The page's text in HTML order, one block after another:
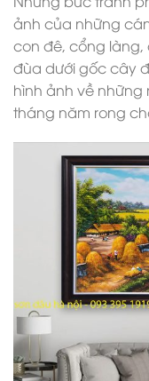
ảnh của những
con đê, cổng làng,
đùa dưới gốc cây
hình ảnh về
tháng năm rong